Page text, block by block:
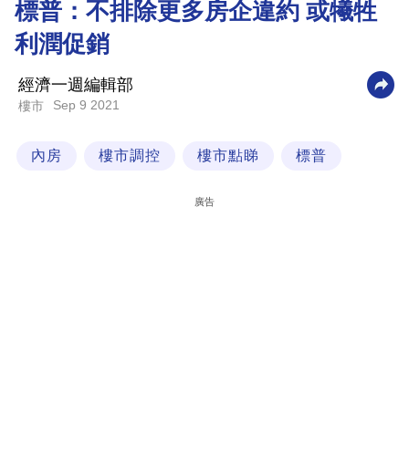
商
科
技
場
標普：不排除更多房企違約 或犧牲
利潤促銷
經濟一週編輯部
樓市 Sep 9 2021
內房 樓市調控 樓市點睇 標普
廣告